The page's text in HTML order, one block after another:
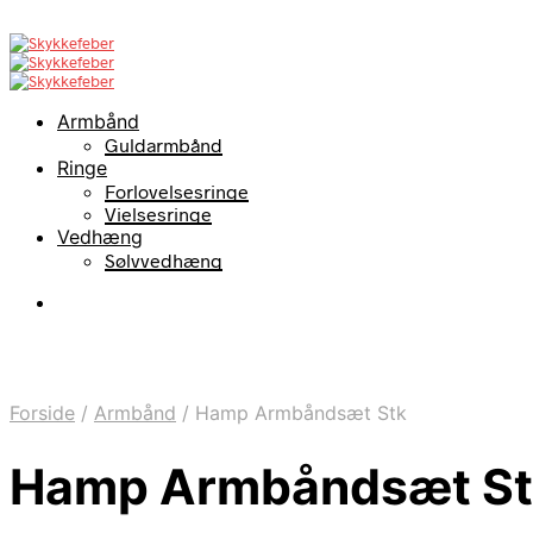
Armbånd
Guldarmbånd
Ringe
Forlovelsesringe
Vielsesringe
Vedhæng
Sølvvedhæng
Forside / Armbånd / Hamp Armbåndsæt Stk
Hamp Armbåndsæt